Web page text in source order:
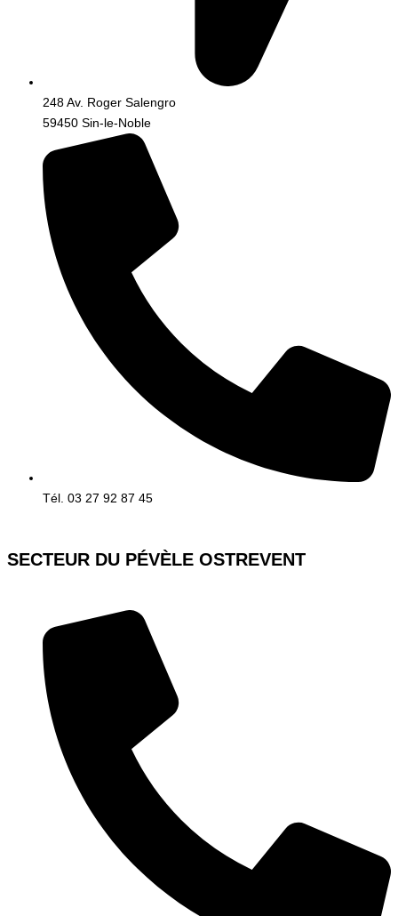
248 Av. Roger Salengro
59450 Sin-le-Noble
Tél. 03 27 92 87 45
SECTEUR DU PÉVÈLE OSTREVENT